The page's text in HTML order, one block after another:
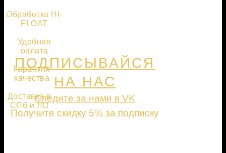
Обработка HI-
FLOAT
Удобная
оплата
Гарантия
качества
Доставка в
СПб и ЛО
ПОДПИСЫВАЙСЯ
НА НАС
Следите за нами в VK
Получите скидку 5% за подписку